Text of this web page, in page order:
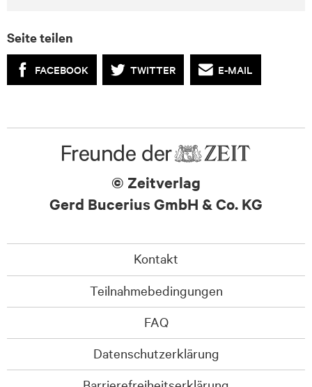
Seite teilen
FACEBOOK TWITTER E-MAIL
© Zeitverlag
Gerd Bucerius GmbH & Co. KG
Kontakt
Teilnahmebedingungen
FAQ
Datenschutzerklärung